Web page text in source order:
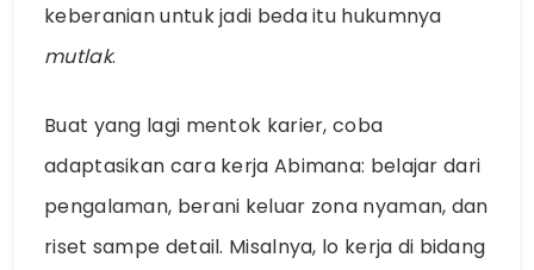
keberanian untuk jadi beda itu hukumnya
mutlak.
Buat yang lagi mentok karier, coba
adaptasikan cara kerja Abimana: belajar dari
pengalaman, berani keluar zona nyaman, dan
riset sampe detail. Misalnya, lo kerja di bidang